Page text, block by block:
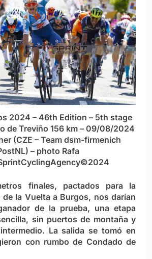
2024 – 46th Edition – 5th stage
de Treviño 156 km – 09/08/2024
(CZE – Team dsm-firmenich
– photo Rafa
finales, pactados para la
la Vuelta a Burgos, nos darían
de la prueba, una etapa
sin puertos de montaña y
La salida se tomó en
con rumbo de Condado de